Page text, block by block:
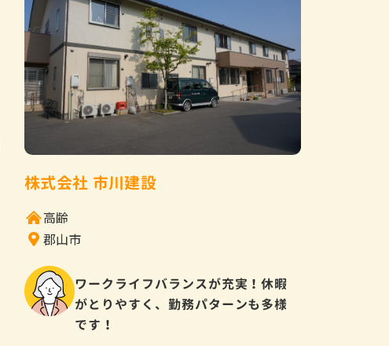
株式会社 市川建設
高齢
郡山市
ワークライフバランスが充実！休暇
がとりやすく、勤務パターンも多様
です！